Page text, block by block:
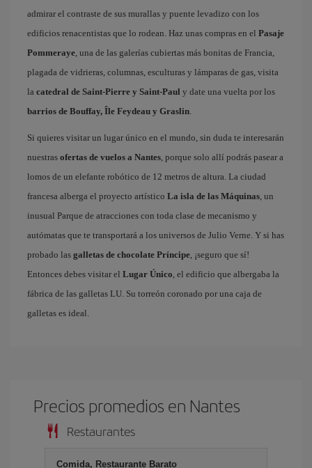
admirar el contraste de sus murallas y puente levadizo con los
edificios renacentistas que lo rodean. Haz unas compras en el Pasaje
Pommeraye, una de las galerías cubiertas más bonitas de Francia,
plagada de vidrieras, columnas, esculturas y lámparas de gas, visita
la catedral de Saint-Pierre y Saint-Paul y date una vuelta por los
barrios de Bouffay, Île Feydeau y Graslin.
Si quieres visitar un lugar único en el mundo, sin duda te interesarán
nuestras ofertas de vuelos a Nantes, porque solo allí podrás pasear a
lomos de un elefante robótico de 12 metros de altura. La ciudad
francesa alberga el proyecto artístico La isla de las Máquinas, un
inusual Parque de atracciones con toda clase de mecanismo y
autómatas que te transportará a los universos de Julio Verne. Y si has
probado las galletas de chocolate Príncipe, ¡seguro que sí!
Entonces debes visitar el Lugar Único, el edificio que albergaba la
fábrica de las galletas LU. Su torreón coronado por una caja de
galletas es ideal.
Precios promedios en Nantes
Restaurantes
Comida, Restaurante Barato